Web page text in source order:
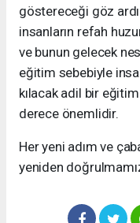
göstereceği göz
insanların refah
ve bunun gelecek
eğitim sebebiyle
kılacak adil bir
derece önemlidir.
Her yeni adım ve
yeniden